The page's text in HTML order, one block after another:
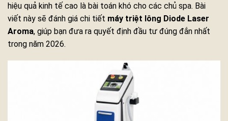
hiệu quả kinh tế cao là bài toán khó cho các chủ spa. Bài
viết này sẽ đánh giá chi tiết máy triệt lông Diode Laser
Aroma, giúp bạn đưa ra quyết định đầu tư đúng đắn nhất
trong năm 2026.